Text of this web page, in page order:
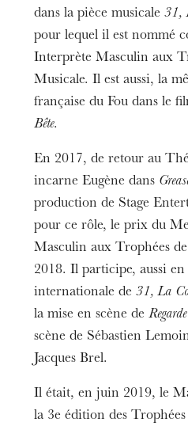
dans la pièce musicale31,
pour lequel il est nommé
Interprète Masculin aux
Musicale. Il est aussi, la
française du Fou dans le
Bête.
En 2017, de retour au
incarne Eugène dans
production de Stage
pour ce rôle, le prix du
Masculin aux Trophées
2018. Il participe, aussi
internationale de31, La
la mise en scène de
scène de Sébastien
Jacques Brel.
Il était, en juin 2019, le
la 3e édition des